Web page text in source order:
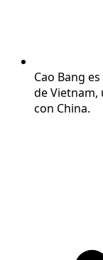
Cao Bang
de Vietnam,
con China.